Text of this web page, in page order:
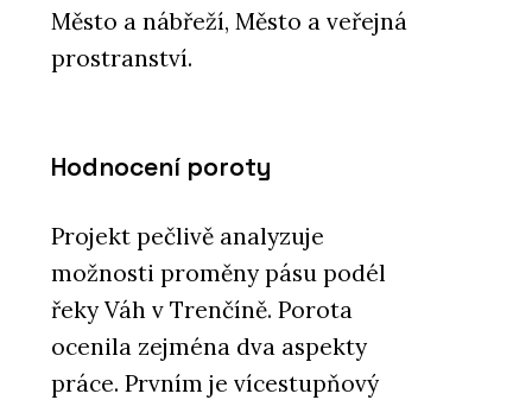
Město a nábřeží, Město a veřejná
prostranství.
Hodnocení poroty
Projekt pečlivě analyzuje
možnosti proměny pásu podél
řeky Váh v Trenčíně. Porota
ocenila zejména dva aspekty
práce. Prvním je vícestupňový